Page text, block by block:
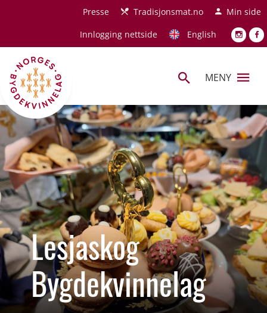
Hopp til hovedinnholdPresse Tradisjonsmat.no
Min side
Innlogging nettside
English
MENY
Lesjaskog
Bygdekvinnelag